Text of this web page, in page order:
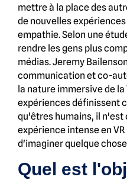
mettre à la place des
de nouvelles
empathie. Selon une
rendre les gens plus
médias. Jeremy
communication et co-
la nature immersive de
expériences définissent
qu'êtres humains, il n'est
expérience intense en
d'imaginer quelque
Quel est